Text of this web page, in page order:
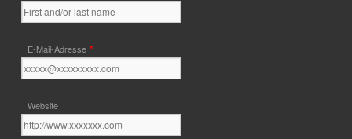
E-Mail-Adresse *
Website